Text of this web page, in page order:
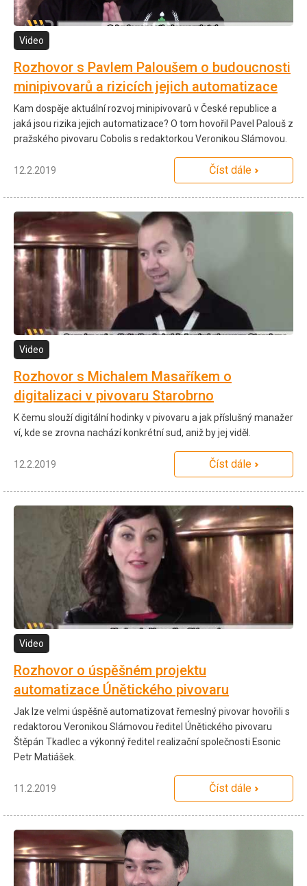
Video
Rozhovor s Pavlem Paloušem o budoucnosti
minipivovarů a rizicích jejich automatizace
Kam dospěje aktuální rozvoj minipivovarů v České republice a
jaká jsou rizika jejich automatizace? O tom hovořil Pavel Palouš z
pražského pivovaru Cobolis s redaktorkou Veronikou Slámovou.
12.2.2019 Číst dále
Video
Rozhovor s Michalem Masaříkem o
digitalizaci v pivovaru Starobrno
K čemu slouží digitální hodinky v pivovaru a jak příslušný manažer
ví, kde se zrovna nachází konkrétní sud, aniž by jej viděl.
12.2.2019 Číst dále
Video
Rozhovor o úspěšném projektu
automatizace Únětického pivovaru
Jak lze velmi úspěšně automatizovat řemeslný pivovar hovořili s
redaktorou Veronikou Slámovou ředitel Únětického pivovaru
Štěpán Tkadlec a výkonný ředitel realizační společnosti Esonic
Petr Matiášek.
11.2.2019 Číst dále